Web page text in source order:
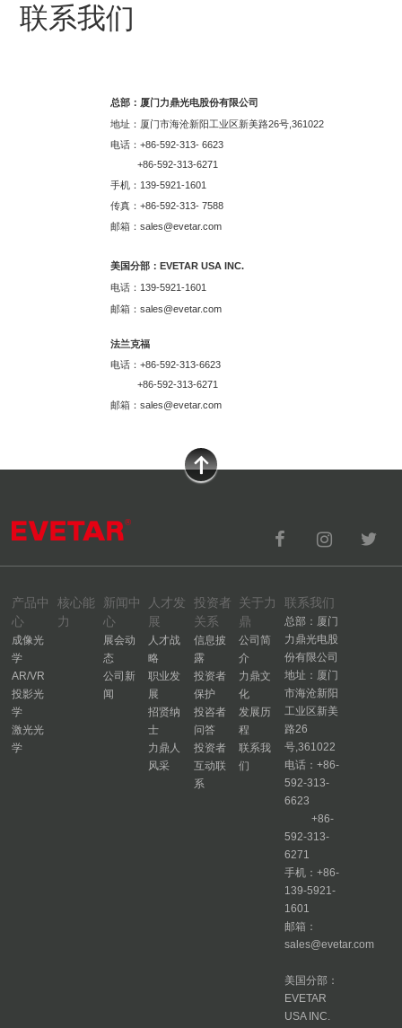
联系我们
总部：厦门力鼎光电股份有限公司
地址：厦门市海沧新阳工业区新美路26号,361022
电话：+86-592-313- 6623
+86-592-313-6271
手机：139-5921-1601
传真：+86-592-313- 7588
邮箱：sales@evetar.com
美国分部：EVETAR USA INC.
电话：139-5921-1601
邮箱：sales@evetar.com
法兰克福
电话：+86-592-313-6623
+86-592-313-6271
邮箱：sales@evetar.com
产品中
心
成像光
学
AR/VR
投影光
学
激光光
学
核心能
力
新闻中
心
展会动
态
公司新
闻
人才发
展
人才战
略
职业发
展
招贤纳
士
力鼎人
风采
投资者
关系
信息披
露
投资者
保护
投咨者
问答
投资者
互动联
系
关于力
鼎
公司简
介
力鼎文
化
发展历
程
联系我
们
联系我们
总部：厦门
力鼎光电股
份有限公司
地址：厦门
市海沧新阳
工业区新美
路26
号,361022
电话：+86-
592-313-
6623
+86-
592-313-
6271
手机：+86-
139-5921-
1601
邮箱：
sales@evetar.com
美国分部：
EVETAR
USA INC.